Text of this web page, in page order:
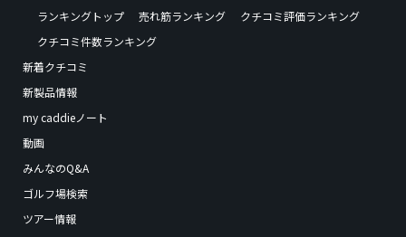
ランキングトップ
売れ筋ランキング
クチコミ評価ランキング
クチコミ件数ランキング
新着クチコミ
新製品情報
my caddieノート
動画
みんなのQ&A
ゴルフ場検索
ツアー情報